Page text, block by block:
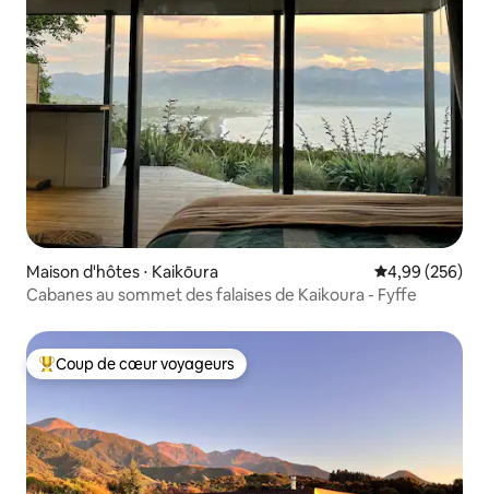
Maison d'hôtes ⋅ Kaikōura Évaluation
4,99 (256)
Cabanes au sommet des falaises de Kaikoura - Fyffe
Coups de cœur voyageurs les plus appréciés
Coup de cœur voyageurs